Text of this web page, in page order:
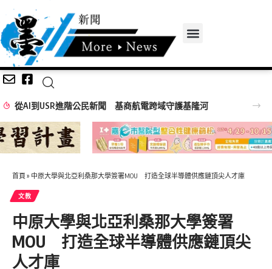
隆河
首頁 » 中原大學與北亞利桑那大學簽署MOU 打造全球半導體供應鏈頂尖人才庫
文教
中原大學與北亞利桑那大學簽署
MOU 打造全球半導體供應鏈頂尖
人才庫